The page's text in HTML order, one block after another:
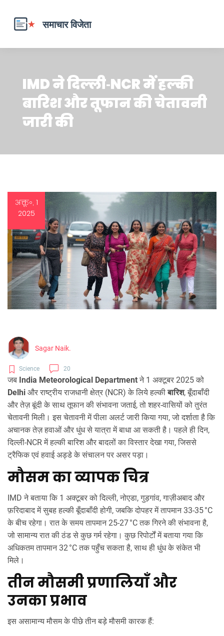
IMD ने दिल्ली‑NCR में हल्की
बारिश और तूफान की चेतावनी
जारी की
अक्तू॰, 1
2025
Sagar Naik.
Science 20
जब India Meteorological Department ने 1 अक्टूबर 2025 को
Delhi और राष्ट्रीय राजधानी क्षेत्र (NCR) के लिये हल्कीबारिश, बूँदाबाँदी
और तेज़ बूंदी के साथ तूफान की संभावना जताई, तो शहर‑वासियों को तुरंत
चेतावनी मिली। इस चेतावनी में पीला अलर्ट जारी किया गया, जो दर्शाता है कि
अचानक तेज़ हवाओं और धुंध से यात्रा में बाधा आ सकती है। पहले ही दिन,
दिल्ली‑NCR में हल्की बारिश और बादलों का विस्तार देखा गया, जिससे
ट्रैफिक एवं हवाई अड्डे के संचालन पर असर पड़ा।
मौसम का व्यापक चित्र
IMD ने बताया कि 1 अक्टूबर को दिल्ली, नोएडा, गुड़गांव, गाज़ीअबाद और
फ़रिदाबाद में सुबह हल्की बूँदाबाँदी होगी, जबकि दोपहर में तापमान 33‑35 °C
के बीच रहेगा। रात के समय तापमान 25‑27 °C तक गिरने की संभावना है,
जो सामान्य रात की ठंड से कुछ गर्म रहेगा। कुछ रिपोर्टों में बताया गया कि
अधिकतम तापमान 32 °C तक पहुँच सकता है, साथ ही धुंध के संकेत भी
मिले।
तीन मौसमी प्रणालियाँ और
उनका प्रभाव
इस असामान्य मौसम के पीछे तीन बड़े मौसमी कारक हैं: